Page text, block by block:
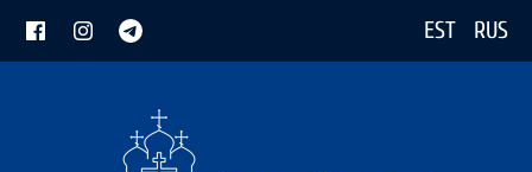
EST RUS